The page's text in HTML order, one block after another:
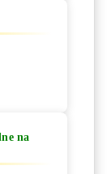
na